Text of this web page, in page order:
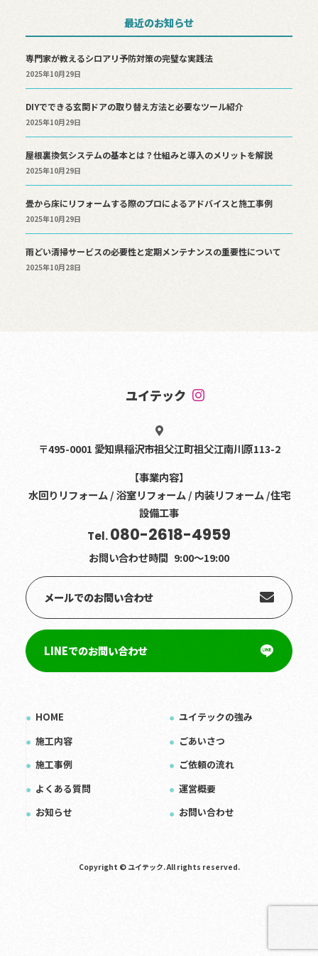
最近のお知らせ
専門家が教えるシロアリ予防対策の完璧な実践法
2025年10月29日
DIYでできる玄関ドアの取り替え方法と必要なツール紹介
2025年10月29日
屋根裏換気システムの基本とは？仕組みと導入のメリットを解説
2025年10月29日
畳から床にリフォームする際のプロによるアドバイスと施工事例
2025年10月29日
雨どい清掃サービスの必要性と定期メンテナンスの重要性について
2025年10月28日
ユイテック
〒495-0001 愛知県稲沢市祖父江町祖父江南川原113-2
【事業内容】
水回りリフォーム / 浴室リフォーム / 内装リフォーム /住宅
設備工事
Tel. 080-2618-4959
お問い合わせ時間 9:00〜19:00
メールでのお問い合わせ
LINEでのお問い合わせ
HOME
ユイテックの強み
施工内容
ごあいさつ
施工事例
ご依頼の流れ
よくある質問
運営概要
お知らせ
お問い合わせ
Copyright © ユイテック. All rights reserved.